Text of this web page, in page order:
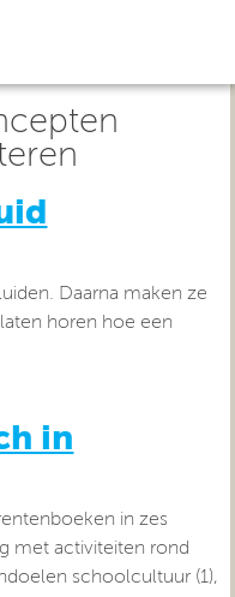
Daarna maken ze
horen hoe een
in
in zes
met activiteiten rond
schoolcultuur (1),